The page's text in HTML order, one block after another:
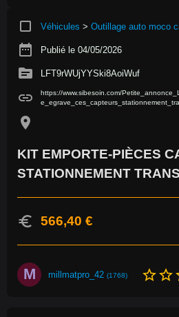
crop_square Véhicules > Outillage auto moco
date_range Publié le 04/05/2026
source LFT9rWUjYYSki8AoiWuf
link
https://www.sibesoin.com/
location_on
KIT EMPORTE-PIÈCES
STATIONNEMENT
euro 566,40 €
M millmatpro_42 (1768) star_borderstar_border